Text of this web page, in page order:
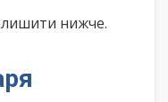
нижче.